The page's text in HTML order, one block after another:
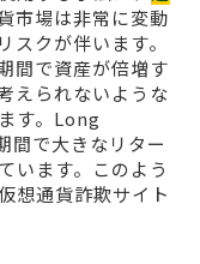
市場は非常に変動
クが伴います。
間で資産が倍増す
えられないような
す。Long
で大きなリター
います。このよう
想通貨詐欺サイト